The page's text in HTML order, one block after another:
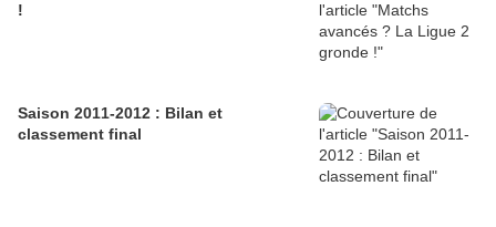
!
Saison 2011-2012 : Bilan et
classement final